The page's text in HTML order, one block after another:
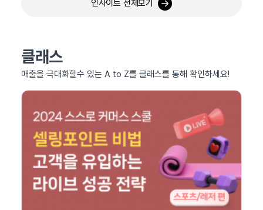
인사이트 전체보기
클래스
매출을 극대화할수 있는 A to Z를 클래스를 통해 확인하세요!